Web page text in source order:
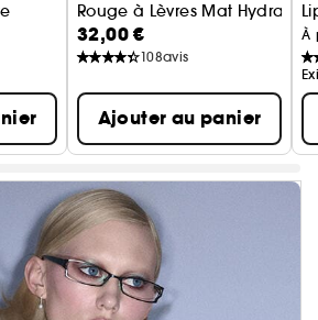
Rouge à Lèvres Mat Hydratant
32,00 €
108avis
Ajouter au panier
À